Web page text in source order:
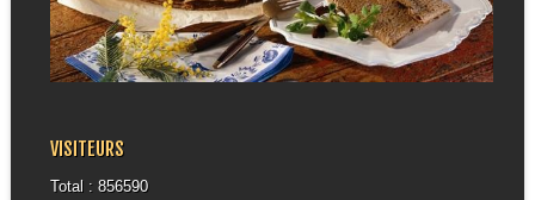
VISITEURS
Total : 856590